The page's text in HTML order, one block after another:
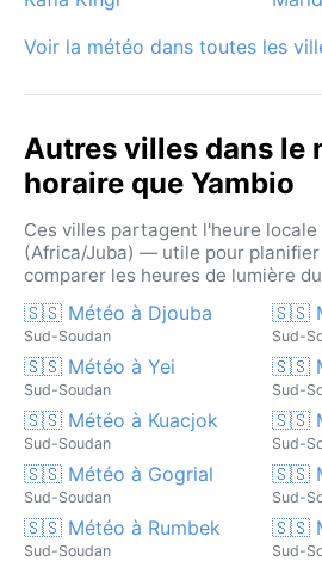
rythmes capricieux de la savane.
Voir la météo dans toutes les
Autres villes dans le
horaire que Yambio
Ces villes partagent l'heure locale
(Africa/Juba) — utile pour planifier
comparer les heures de lumière
🇸🇸 Météo à Djouba
Sud-Soudan
🇸🇸
Sud-
🇸🇸 Météo à Yei
Sud-Soudan
🇸🇸
Sud-
🇸🇸 Météo à Kuacjok
Sud-Soudan
🇸🇸
Sud-
🇸🇸 Météo à Gogrial
Sud-Soudan
🇸🇸
Sud-
🇸🇸 Météo à Rumbek
Sud-Soudan
🇸🇸
Sud-